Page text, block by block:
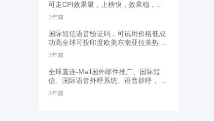
可走CPI效果量，上榜快，效果稳，欢
迎有需求的大佬来
3年前
国际短信语音验证码，可试用价格低成
功高全球可投印度欧美东南亚拉美热点
地区有优势
3年前
全球直连-Mail国外邮件推广、国际短
信、国际语音外呼系统、语音群呼，
VOIP线路，全球覆盖
3年前